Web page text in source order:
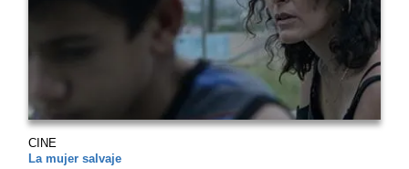
CINE
La mujer salvaje